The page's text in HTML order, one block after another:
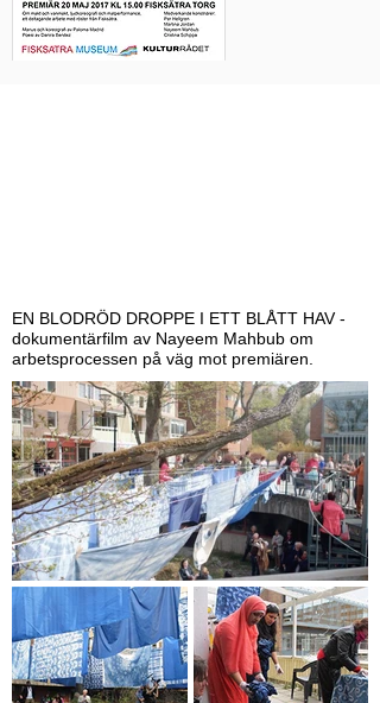
EN BLODRÖD DROPPE I ETT BLÅTT HAV -
dokumentärfilm av Nayeem Mahbub om
arbetsprocessen på väg mot premiären.